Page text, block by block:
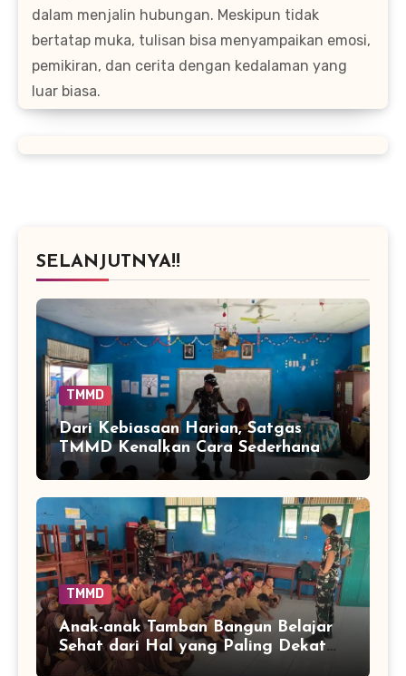
dalam menjalin hubungan. Meskipun tidak
bertatap muka, tulisan bisa menyampaikan emosi,
pemikiran, dan cerita dengan kedalaman yang
luar biasa.
SELANJUTNYA!!
TMMD
Dari Kebiasaan Harian, Satgas
TMMD Kenalkan Cara Sederhana
Mencegah Penyakit Sejak Dini
TMMD
Anak-anak Tamban Bangun Belajar
Sehat dari Hal yang Paling Dekat
dengan Keseharian